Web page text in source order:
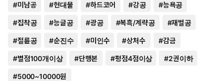
#미남공 #현대물 #하드코어 #강공 #능욕공
#집착공 #능글공 #광공 #복흑/계략공 #재벌공
#절륜공 #순진수 #미인수 #상처수 #감금
#별점100개이상 #단행본 #평점4점이상 #2권이하
#5000~10000원